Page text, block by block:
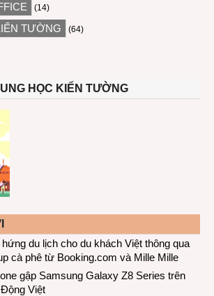
(14)
TƯỜNG (64)
HỌC KIẾN TƯỜNG
du lịch cho du khách Việt thông qua
cà phê từ Booking.com và Mille Mille
gập Samsung Galaxy Z8 Series trên
Việt